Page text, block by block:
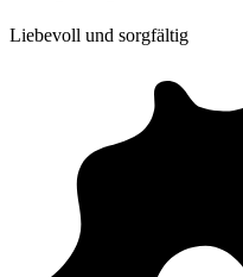
Liebevoll und sorgfältig